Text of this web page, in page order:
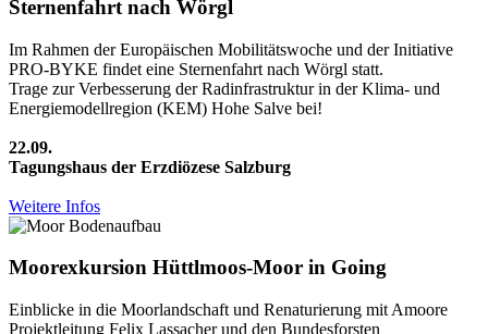
Sternenfahrt nach Wörgl
Im Rahmen der Europäischen Mobilitätswoche und der Initiative
PRO-BYKE findet eine Sternenfahrt nach Wörgl statt.
Trage zur Verbesserung der Radinfrastruktur in der Klima- und
Energiemodellregion (KEM) Hohe Salve bei!
22.09.
Tagungshaus der Erzdiözese Salzburg
Weitere Infos
Moorexkursion Hüttlmoos-Moor in Going
Einblicke in die Moorlandschaft und Renaturierung mit Amoore
Projektleitung Felix Lassacher und den Bundesforsten